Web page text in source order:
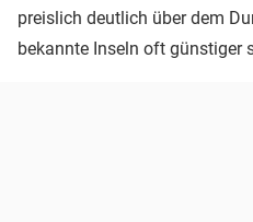
preislich deutlich über dem
bekannte Inseln oft günstiger